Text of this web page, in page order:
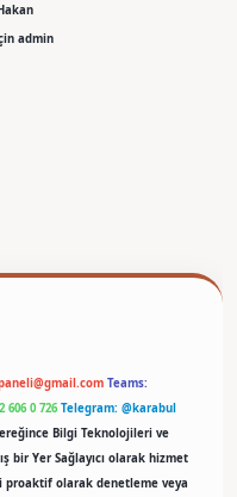
admin
Teams:
606 0 726 Telegram: @karabul
Bilgi Teknolojileri ve
bir Yer Sağlayıcı olarak hizmet
olarak denetleme veya